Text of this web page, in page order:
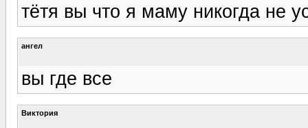
тётя вы что я маму никогда не
ангел
вы где все
Виктория